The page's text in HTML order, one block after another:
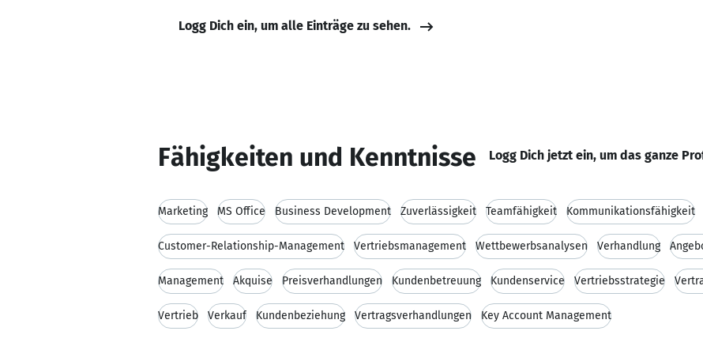
Logg Dich ein, um alle Einträge zu sehen.
Fähigkeiten und Kenntnisse Logg Dich jetzt ein, um das ganze
Marketing MS Office Business Development Zuverlässigkeit Teamfähigkeit Kommunikationsfähigkeit
Customer-Relationship-Management Vertriebsmanagement Wettbewerbsanalysen Verhandlung
Management Akquise Preisverhandlungen Kundenbetreuung Kundenservice Vertriebsstrategie
Vertrieb Verkauf Kundenbeziehung Vertragsverhandlungen Key Account Management